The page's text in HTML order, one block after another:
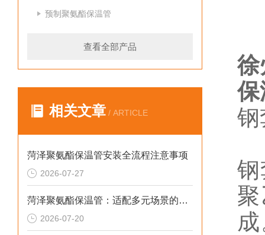
预制聚氨酯保温管
查看全部产品
相关文章 / ARTICLE
菏泽聚氨酯保温管安装全流程注意事项
2026-07-27
菏泽聚氨酯保温管：适配多元场景的高效保温输送材料
2026-07-20
徐
保
钢
钢